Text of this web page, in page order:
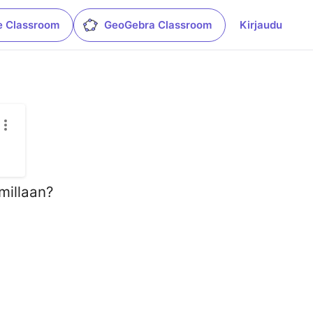
Classroom GeoGebra Classroom Kirjaudu